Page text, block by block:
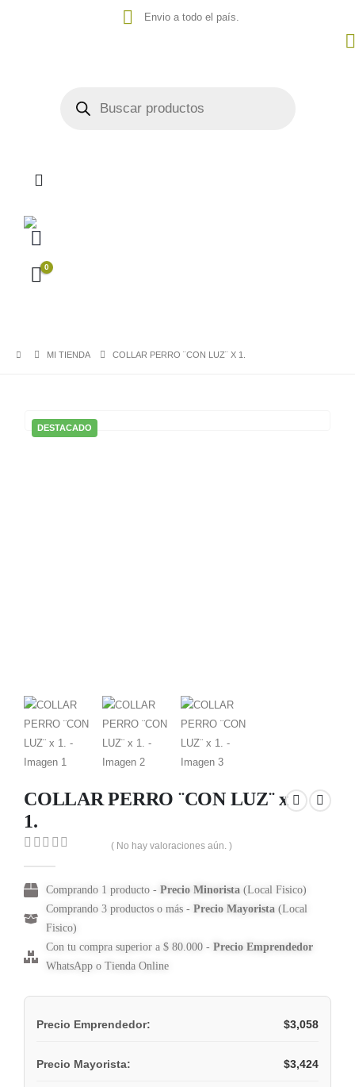
Envio a todo el país.
0
MI TIENDA COLLAR PERRO ¨CON LUZ¨ X 1.
DESTACADO
COLLAR PERRO ¨CON LUZ¨ x
1.
( No hay valoraciones aún. )
Comprando 1 producto - Precio Minorista (Local Fisico)
Comprando 3 productos o más - Precio Mayorista (Local
Fisico)
Con tu compra superior a $ 80.000 - Precio Emprendedor
WhatsApp o Tienda Online
Precio Emprendedor: $3,058
Precio Mayorista: $3,424